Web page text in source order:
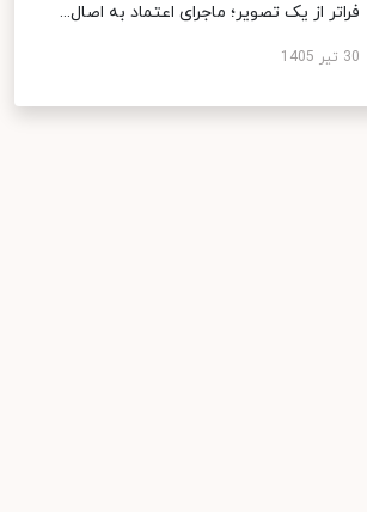
فراتر از یک تصویر؛ ماجرای اعتماد به اصال...
30 تیر 1405